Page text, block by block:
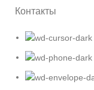
Контакты